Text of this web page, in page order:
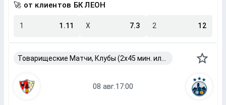
🚀 от клиентов БК ЛЕОН
1 1.11 X 7.3 2 12